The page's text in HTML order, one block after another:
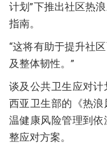
计划”下推出社区热
指南。
“这将有助于提升社
及整体韧性。”
谈及公共卫生应对
西亚卫生部的《热
温健康风险管理到
整应对方案。